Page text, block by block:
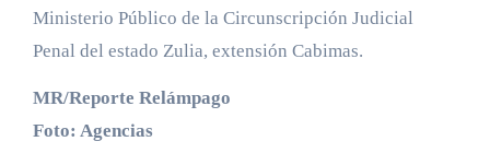
Ministerio Público de la Circunscripción Judicial
Penal del estado Zulia, extensión Cabimas.
MR/Reporte Relámpago
Foto: Agencias